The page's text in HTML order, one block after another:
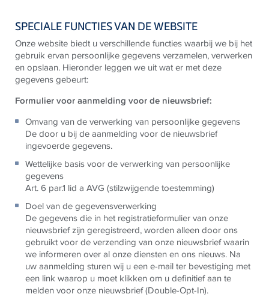
SPECIALE FUNCTIES VAN DE WEBSITE
Onze website biedt u verschillende functies waarbij we bij het
gebruik ervan persoonlijke gegevens verzamelen, verwerken
en opslaan. Hieronder leggen we uit wat er met deze
gegevens gebeurt:
Formulier voor aanmelding voor de nieuwsbrief:
Omvang van de verwerking van persoonlijke gegevens
De door u bij de aanmelding voor de nieuwsbrief
ingevoerde gegevens.
Wettelijke basis voor de verwerking van persoonlijke
gegevens
Art. 6 par.1 lid a AVG (stilzwijgende toestemming)
Doel van de gegevensverwerking
De gegevens die in het registratieformulier van onze
nieuwsbrief zijn geregistreerd, worden alleen door ons
gebruikt voor de verzending van onze nieuwsbrief waarin
we informeren over al onze diensten en ons nieuws. Na
uw aanmelding sturen wij u een e-mail ter bevestiging met
een link waarop u moet klikken om u definitief aan te
melden voor onze nieuwsbrief (Double-Opt-In).